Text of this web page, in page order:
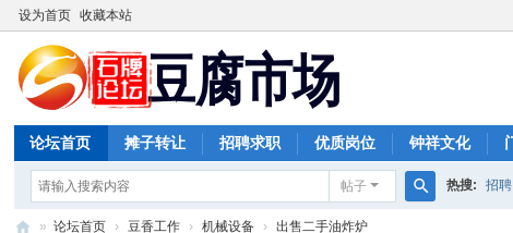
设为首页 收藏本站
论坛首页 摊子转让 招聘求职 优质岗位 钟祥文化
帖子 热搜: 招聘
» 论坛首页 › 豆香工作 › 机械设备 › 出售二手油炸炉